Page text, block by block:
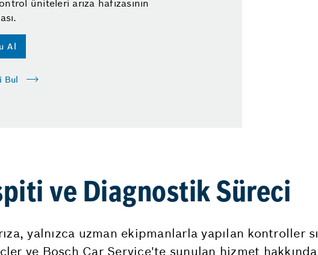
üniteleri arıza hafızasının
Al
Bul
ve Diagnostik Süreci
yalnızca uzman ekipmanlarla yapılan kontroller
ve Bosch Car Service'te sunulan hizmet hakkında